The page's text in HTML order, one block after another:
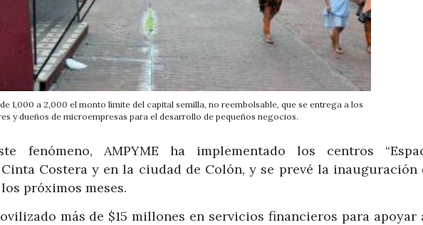
1,000 a 2,000 el monto límite del capital semilla, no reembolsable, que se entrega a los
y dueños de microempresas para el desarrollo de pequeños negocios.
fenómeno, AMPYME ha implementado los centros
Costera y en la ciudad de Colón, y se prevé la inauguración
próximos meses.
más de $15 millones en servicios financieros para apoyar